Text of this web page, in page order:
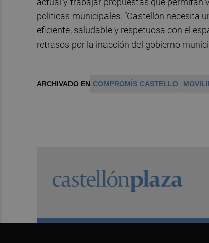
políticas municipales. “Castellón necesita
eficiente, saludable y respetuosa con el
retrasos por la inacción del gobierno
ARCHIVADO EN COMPROMÍS CASTELLO